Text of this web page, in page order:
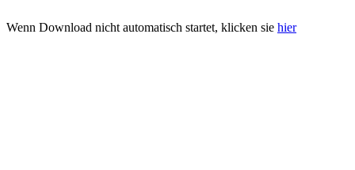
Wenn Download nicht automatisch startet, klicken sie hier